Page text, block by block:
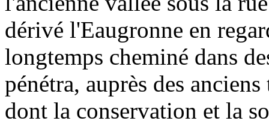
dérivé l'Eaugronne en
longtemps cheminé dans
pénétra, auprès des
dont la conservation et la